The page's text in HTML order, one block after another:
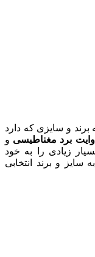
برند و سایزی که دارد
وایت برد مغناطیسی و
زیادی را به خود
و برند انتخابی